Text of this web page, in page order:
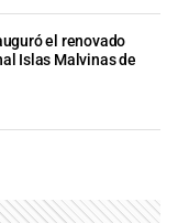
el renovado
Islas Malvinas de